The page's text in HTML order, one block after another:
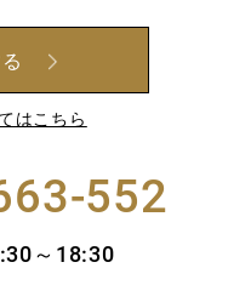
はこちら
552
～18:30